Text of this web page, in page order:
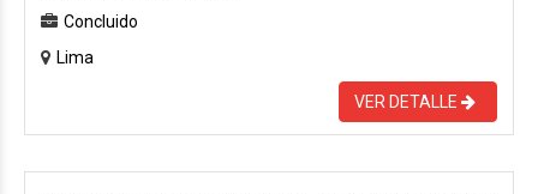
Concluido
Lima
VER DETALLE